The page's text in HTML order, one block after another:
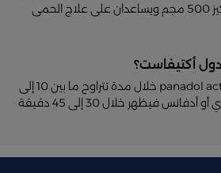
على مادة الباراسيتامول تركيز 500 مجم ويساعدان على علاج الحمى
أكتيفاست؟
يظهر مفعول أقراص panadol actifast خلال مدة تتراوح ما بين 10 إلى
15 دقيقة، أما بنادول العادي أو أدفانس فيظهر خلال 30 إلى 45 دقيقة